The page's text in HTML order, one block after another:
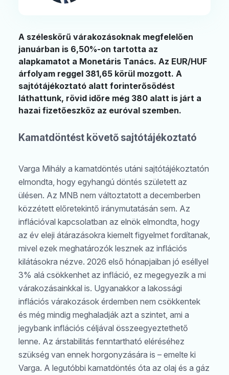
A széleskörű várakozásoknak megfelelően
januárban is 6,50%-on tartotta az
alapkamatot a Monetáris Tanács. Az EUR/HUF
árfolyam reggel 381,65 körül mozgott. A
sajtótájékoztató alatt forinterősödést
láthattunk, rövid időre még 380 alatt is járt a
hazai fizetőeszköz az euróval szemben.
Kamatdöntést követő sajtótájékoztató
Varga Mihály a kamatdöntés utáni sajtótájékoztatón
elmondta, hogy egyhangú döntés született az
ülésen. Az MNB nem változtatott a decemberben
közzétett előretekintő iránymutatásán sem. Az
inflációval kapcsolatban az elnök elmondta, hogy
az év eleji átárazásokra kiemelt figyelmet fordítanak,
mivel ezek meghatározók lesznek az inflációs
kilátásokra nézve. 2026 első hónapjaiban jó eséllyel
3% alá csökkenhet az infláció, ez megegyezik a mi
várakozásainkkal is. Ugyanakkor a lakossági
inflációs várakozások érdemben nem csökkentek
és még mindig meghaladják azt a szintet, ami a
jegybank inflációs céljával összeegyeztethető
lenne. Az árstabilitás fenntartható eléréséhez
szükség van ennek horgonyzására is – emelte ki
Varga. A legutóbbi kamatdöntés óta az olaj és a gáz